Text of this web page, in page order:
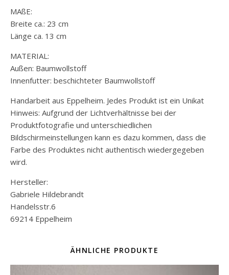
MAßE:
Breite ca.: 23 cm
Länge ca. 13 cm
MATERIAL:
Außen: Baumwollstoff
Innenfutter: beschichteter Baumwollstoff
Handarbeit aus Eppelheim. Jedes Produkt ist ein Unikat
Hinweis: Aufgrund der Lichtverhältnisse bei der
Produktfotografie und unterschiedlichen
Bildschirmeinstellungen kann es dazu kommen, dass die
Farbe des Produktes nicht authentisch wiedergegeben
wird.
Hersteller:
Gabriele Hildebrandt
Handelsstr.6
69214 Eppelheim
ÄHNLICHE PRODUKTE